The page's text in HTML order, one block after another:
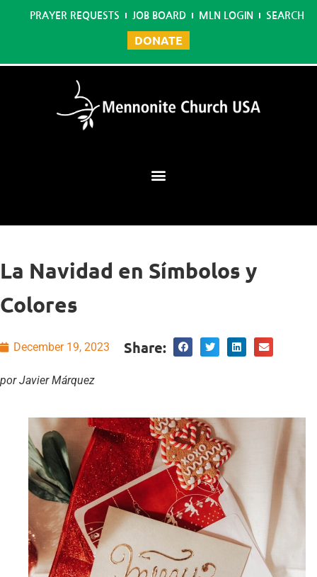
PRAYER REQUESTS JOB BOARD MLN LOGIN SEARCH
DONATE
La Navidad en Símbolos y
Colores
December 19, 2023 Share:
por Javier Márquez